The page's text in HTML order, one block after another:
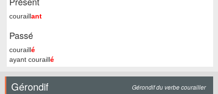
couraillant
Passé
couraillé
ayant couraillé
Gérondif Gérondif du verbe courailler